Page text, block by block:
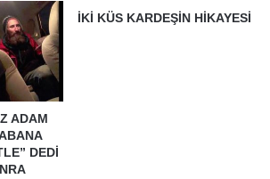
ADAM
DEDİ
İKİ KÜS KARDEŞİN HİKAYESİ